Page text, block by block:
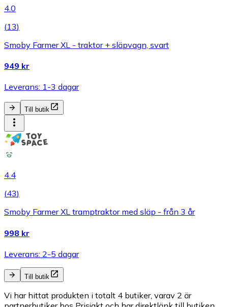
4.0
(13)
Smoby Farmer XL - traktor + släpvagn, svart
949 kr
Leverans: 1-3 dagar
Till butik
4.4
(43)
Smoby Farmer XL tramptraktor med släp - från 3 år
998 kr
Leverans: 2-5 dagar
Till butik
Vi har hittat produkten i totalt 4 butiker, varav 2 är